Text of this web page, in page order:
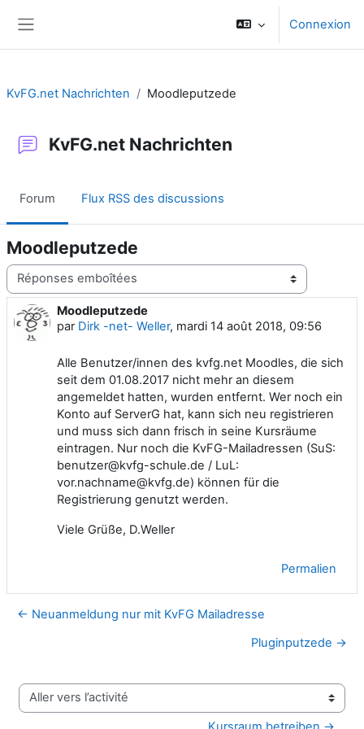
Connexion
KvFG.net Nachrichten Moodleputzede
KvFG.net Nachrichten
Forum Flux RSS des discussions
Moodleputzede
Type d’affichage
Moodleputzede
par Dirk -net- Weller, mardi 14 août 2018, 09:56
Nombre de réponses : 0
Alle Benutzer/innen des kvfg.net Moodles, die sich
seit dem 01.08.2017 nicht mehr an diesem
angemeldet hatten, wurden entfernt. Wer noch ein
Konto auf ServerG hat, kann sich neu registrieren
und muss sich dann frisch in seine Kursräume
eintragen. Nur noch die KvFG-Mailadressen (SuS:
benutzer@kvfg-schule.de / LuL:
vor.nachname@kvfg.de) können für die
Registrierung genutzt werden.
Viele Grüße, D.Weller
Permalien
← Neuanmeldung nur mit KvFG Mailadresse
Pluginputzede →
Aller vers l’activité